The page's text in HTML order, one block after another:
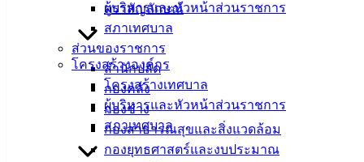
ผู้บริหารและหัวหน้าส่วนราชการ
สภาเทศบาล
ส่วนของราชการ
สำนักปลัด
กองคลัง
กองช่าง
กองสาธารณสุขและสิ่งแวดล้อม
กองยุทธศาสตร์และงบประมาณ
ตราสัญลักษณ์
โครงสร้างองค์กร
โครงสร้างเทศบาล
ผู้บริหารและหัวหน้าส่วนราชการ
สภาเทศบาล